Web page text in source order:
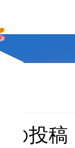
投稿